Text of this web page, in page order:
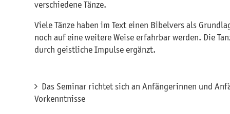
verschiedene Tänze.
Viele Tänze haben im Text einen Bibelvers als
noch auf eine weitere Weise erfahrbar werden. Die
durch geistliche Impulse ergänzt.
Das Seminar richtet sich an Anfängerinnen und
Vorkenntnisse